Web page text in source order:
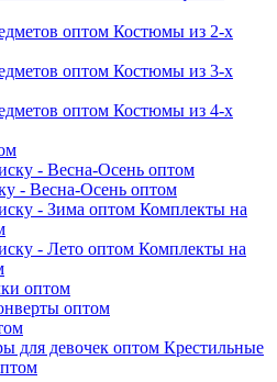
Костюмы из 2-х
Костюмы из 3-х
Костюмы из 4-х
- Весна-Осень оптом
Комплекты на
Комплекты на
оптом
оптом
Крестильные